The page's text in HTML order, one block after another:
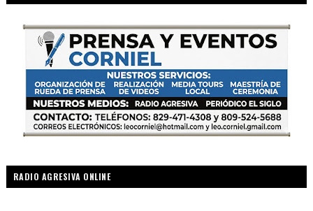
RADIO AGRESIVA ONLINE